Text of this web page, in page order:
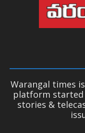
Warangal times
platform
stories &